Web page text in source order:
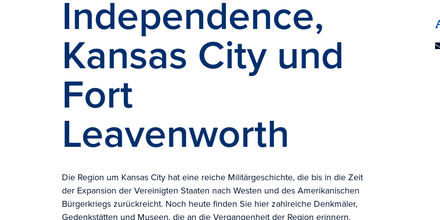
Independence,
Kansas Cityund
Fort
Leavenworth
Die Region um Kansas City hat eine reiche Militärgeschichte, die bis in die Zeit
der Expansion der Vereinigten Staaten nach Westen und des Amerikanischen
Bürgerkriegs zurückreicht. Noch heute finden Sie hier zahlreiche Denkmäler,
Gedenkstätten und Museen, die an die Vergangenheit der Region erinnern.